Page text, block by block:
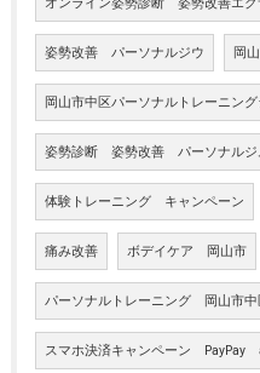
姿勢改善 パーソナルジウ 岡
岡山市中区パーソナルトレーニン
姿勢診断 姿勢改善 パーソナルジ
体験トレーニング キャンペーン
痛み改善 ボデイケア 岡山市
パーソナルトレーニング 岡山市中
スマホ決済キャンペーン PayPay